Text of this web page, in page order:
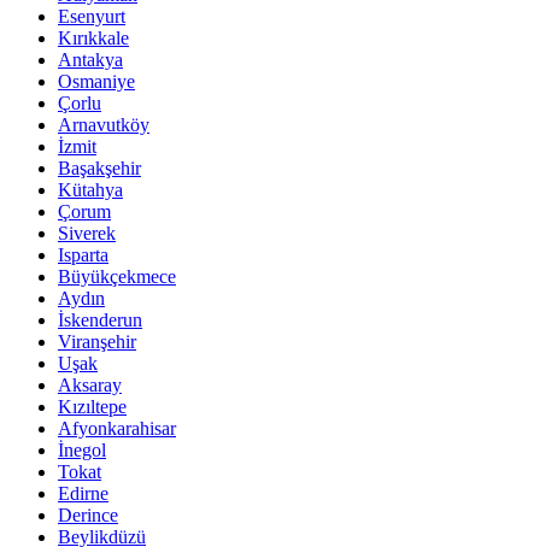
Esenyurt
Kırıkkale
Antakya
Osmaniye
Çorlu
Arnavutköy
İzmit
Başakşehir
Kütahya
Çorum
Siverek
Isparta
Büyükçekmece
Aydın
İskenderun
Viranşehir
Uşak
Aksaray
Kızıltepe
Afyonkarahisar
İnegol
Tokat
Edirne
Derince
Beylikdüzü